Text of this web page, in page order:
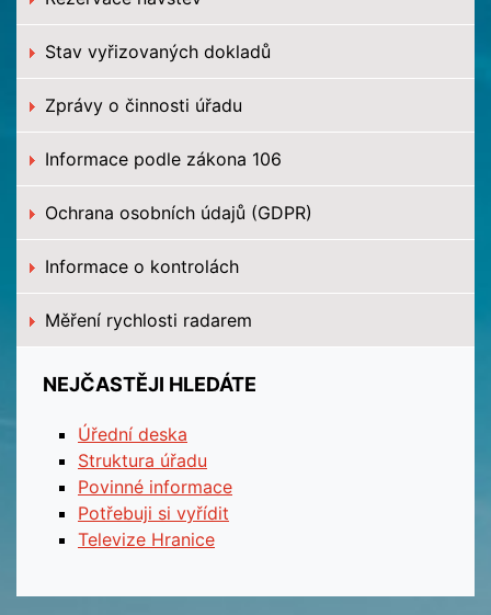
Stav vyřizovaných dokladů
Zprávy o činnosti úřadu
Informace podle zákona 106
Ochrana osobních údajů (GDPR)
Informace o kontrolách
Měření rychlosti radarem
NEJČASTĚJI HLEDÁTE
Úřední deska
Struktura úřadu
Povinné informace
Potřebuji si vyřídit
Televize Hranice